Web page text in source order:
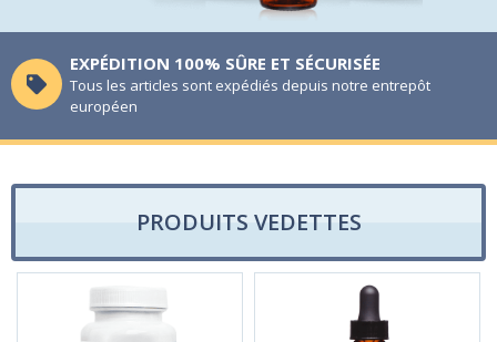
EXPÉDITION 100% SÛRE ET SÉCURISÉE
Tous les articles sont expédiés depuis notre entrepôt
européen
PRODUITS VEDETTES